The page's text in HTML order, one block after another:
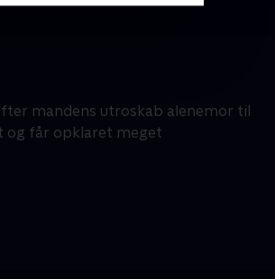
mandens utroskab alenemor til
og får opklaret meget